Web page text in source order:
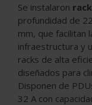
Se instalaron
profundidad de
mm, que facilitan
infraestructura y
racks de alta
diseñados para
Disponen de
32 A con